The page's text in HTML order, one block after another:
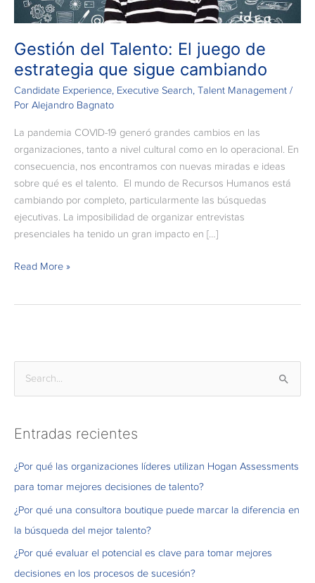
Gestión del Talento: El juego de
estrategia que sigue cambiando
Candidate Experience, Executive Search, Talent Management /
Por Alejandro Bagnato
La pandemia COVID-19 generó grandes cambios en las
organizaciones, tanto a nivel cultural como en lo operacional. En
consecuencia, nos encontramos con nuevas miradas e ideas
sobre qué es el talento. El mundo de Recursos Humanos está
cambiando por completo, particularmente las búsquedas
ejecutivas. La imposibilidad de organizar entrevistas
presenciales ha tenido un gran impacto en […]
sigue
cambiando
Read More »
a
r
o
Entradas recientes
¿Por qué las organizaciones líderes utilizan Hogan Assessments
para tomar mejores decisiones de talento?
¿Por qué una consultora boutique puede marcar la diferencia en
la búsqueda del mejor talento?
¿Por qué evaluar el potencial es clave para tomar mejores
decisiones en los procesos de sucesión?